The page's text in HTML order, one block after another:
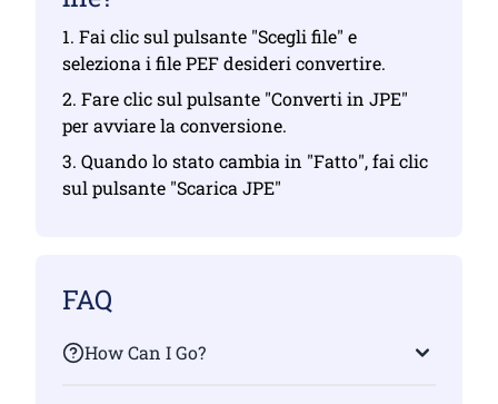
1. Fai clic sul pulsante "Scegli file" e
seleziona i file PEF desideri convertire.
2. Fare clic sul pulsante "Converti in JPE"
per avviare la conversione.
3. Quando lo stato cambia in "Fatto", fai clic
sul pulsante "Scarica JPE"
FAQ
How Can I Go?